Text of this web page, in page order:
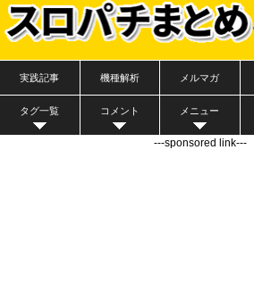
実践記事 機種解析 メルマガ
タグ一覧 コメント メニュー
---sponsored link---